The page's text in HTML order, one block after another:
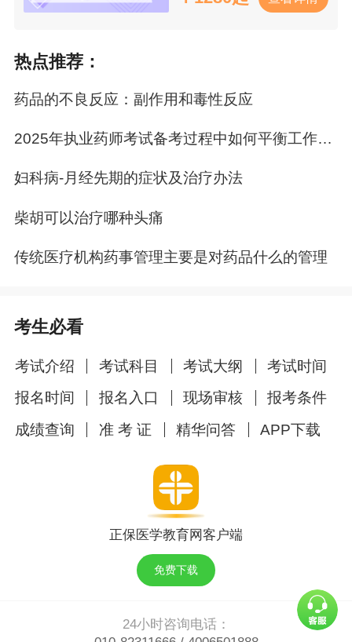
热点推荐：
药品的不良反应：副作用和毒性反应
2025年执业药师考试备考过程中如何平衡工作与学习
妇科病-月经先期的症状及治疗办法
柴胡可以治疗哪种头痛
传统医疗机构药事管理主要是对药品什么的管理
考生必看
考试介绍 考试科目 考试大纲
考试时间
报名时间
报名入口 现场审核
报考条件
成绩查询
准 考 证 精华问答 APP下载
正保医学教育网客户端
免费下载
24小时咨询电话：